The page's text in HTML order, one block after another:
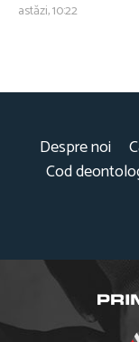
astăzi, 10:22
Despre noi
Cod